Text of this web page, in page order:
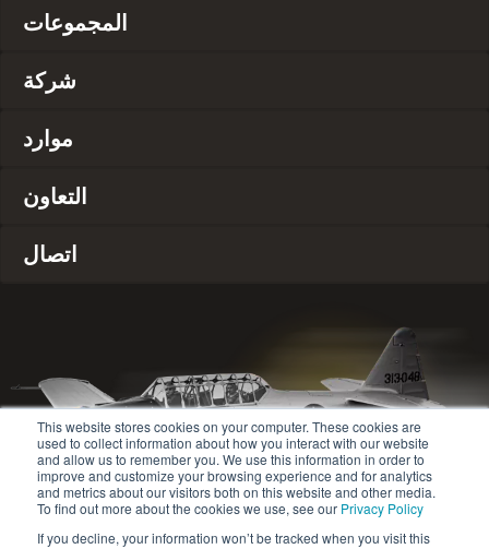
This website stores cookies on your computer. These cookies are
used to collect information about how you interact with our website
and allow us to remember you. We use this information in order to
improve and customize your browsing experience and for analytics
and metrics about our visitors both on this website and other media.
To find out more about the cookies we use, see our Privacy Policy
If you decline, your information won’t be tracked when you visit this
المجموعات
شركة
موارد
التعاون
اتصال